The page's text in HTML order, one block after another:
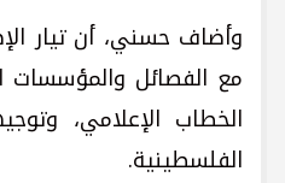
وأضاف حسني، أن تيار
مع الفصائل والمؤسسات
الخطاب الإعلامي،
الفلسطينية.